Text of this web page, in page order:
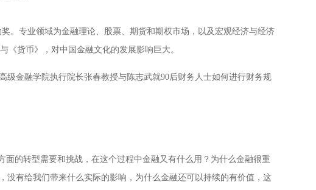
。专业领域为金融理论、股票、期货和期权市场，以及宏观经济与经济
《货币》，对中国金融文化的发展影响巨大。
金融学院执行院长张春教授与陈志武就90后财务人士如何进行财务规
的转型需要和挑战，在这个过程中金融又有什么用？为什么金融很重
有给我们带来什么实际的影响，为什么金融还可以持续的有价值，这